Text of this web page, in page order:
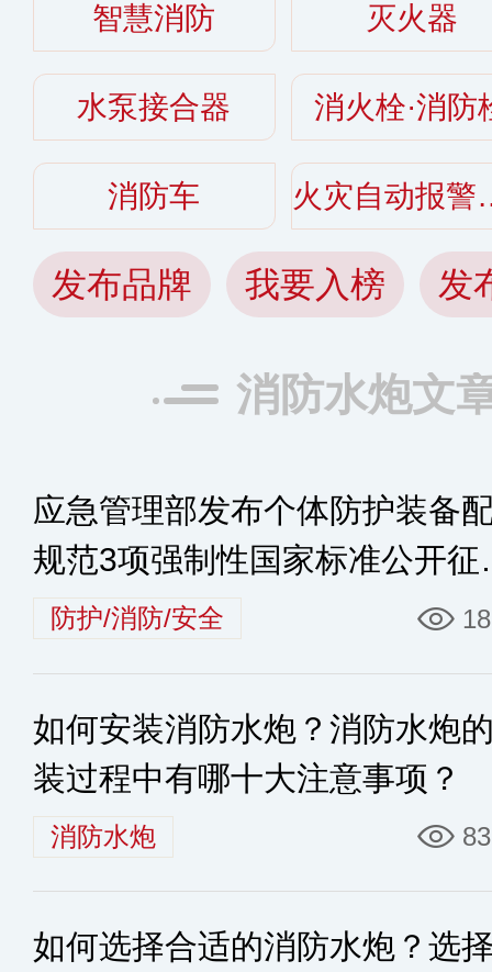
智慧消防 灭火器
水泵接合器 消火栓·消防
消防车 火
发布品牌 我要入榜 发
消防水炮文
应急管理部发布个体防护装备
规范3项强制性国家标准公开征
意见情况
防护/消防/安全
如何安装消防水炮？消防水炮
装过程中有哪十大注意事项？
消防水炮 83
如何选择合适的消防水炮？选